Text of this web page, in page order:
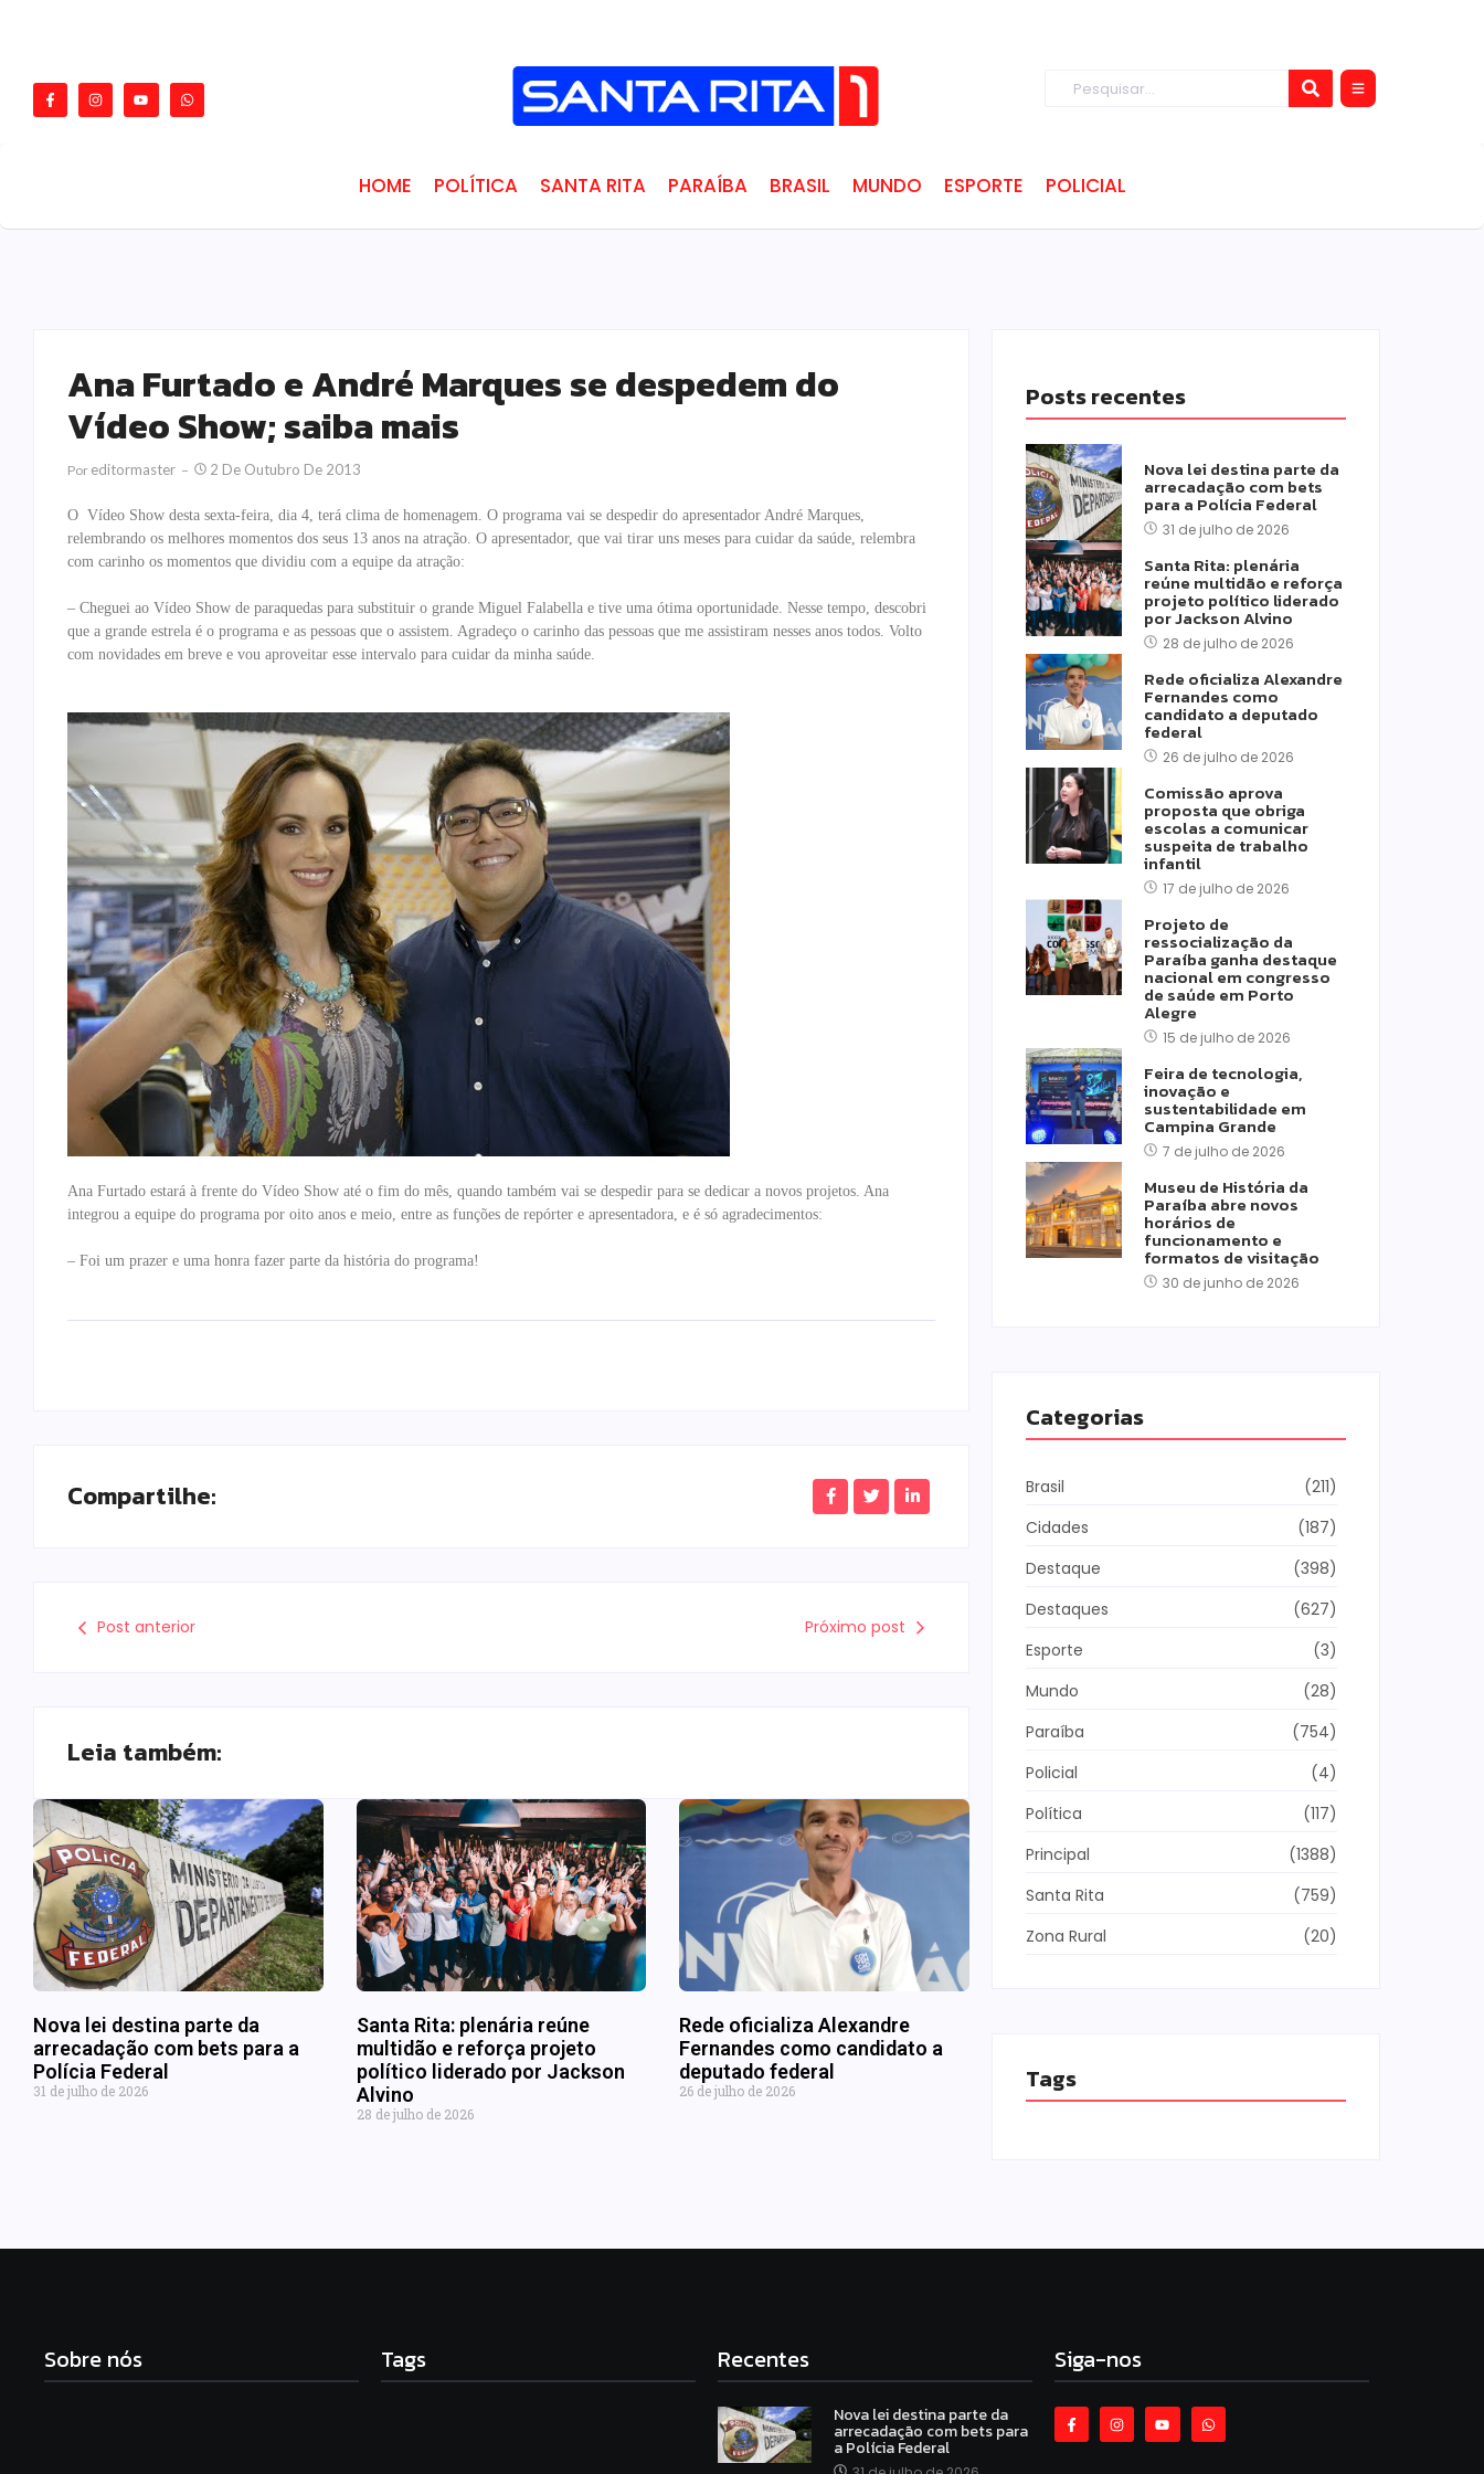
HOME POLÍTICA SANTA RITA PARAÍBA BRASIL MUNDO ESPORTE POLICIAL
Ana Furtado e André Marques se despedem do
Vídeo Show; saiba mais
Por Editormaster 2 De Outubro De 2013
O Vídeo Show desta sexta-feira, dia 4, terá clima de homenagem. O programa vai se despedir do apresentador André Marques,
relembrando os melhores momentos dos seus 13 anos na atração. O apresentador, que vai tirar uns meses para cuidar da saúde, relembra
com carinho os momentos que dividiu com a equipe da atração:
– Cheguei ao Vídeo Show de paraquedas para substituir o grande Miguel Falabella e tive uma ótima oportunidade. Nesse tempo, descobri
que a grande estrela é o programa e as pessoas que o assistem. Agradeço o carinho das pessoas que me assistiram nesses anos todos. Volto
com novidades em breve e vou aproveitar esse intervalo para cuidar da minha saúde.
Ana Furtado estará à frente do Vídeo Show até o fim do mês, quando também vai se despedir para se dedicar a novos projetos. Ana
integrou a equipe do programa por oito anos e meio, entre as funções de repórter e apresentadora, e é só agradecimentos:
– Foi um prazer e uma honra fazer parte da história do programa!
Compartilhe:
Post anterior Próximo post
Leia também:
Nova lei destina parte da
arrecadação com bets para a
Polícia Federal
31 de julho de 2026
Santa Rita: plenária reúne
multidão e reforça projeto
político liderado por Jackson
Alvino
28 de julho de 2026
Rede oficializa Alexandre
Fernandes como candidato a
deputado federal
26 de julho de 2026
Posts recentes
Nova lei destina parte da
arrecadação com bets
para a Polícia Federal
31 de julho de 2026
Santa Rita: plenária
reúne multidão e reforça
projeto político liderado
por Jackson Alvino
28 de julho de 2026
Rede oficializa Alexandre
Fernandes como
candidato a deputado
federal
26 de julho de 2026
Comissão aprova
proposta que obriga
escolas a comunicar
suspeita de trabalho
infantil
17 de julho de 2026
Projeto de
ressocialização da
Paraíba ganha destaque
nacional em congresso
de saúde em Porto
Alegre
15 de julho de 2026
Feira de tecnologia,
inovação e
sustentabilidade em
Campina Grande
7 de julho de 2026
Museu de História da
Paraíba abre novos
horários de
funcionamento e
formatos de visitação
30 de junho de 2026
Categorias
Brasil
(211)
Cidades
(187)
Destaque
(398)
Destaques
(627)
Esporte
(3)
Mundo
(28)
Paraíba
(754)
Policial
(4)
Política
(117)
Principal
(1388)
Santa Rita
(759)
Zona Rural
(20)
Tags
Sobre nós Tags Recentes
Nova lei destina parte da
arrecadação com bets para
a Polícia Federal
Siga-nos